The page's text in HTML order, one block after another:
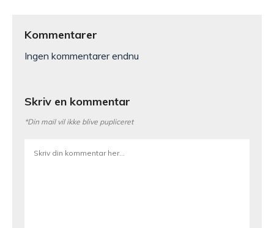
Kommentarer
Ingen kommentarer endnu
Skriv en kommentar
*Din mail vil ikke blive pupliceret